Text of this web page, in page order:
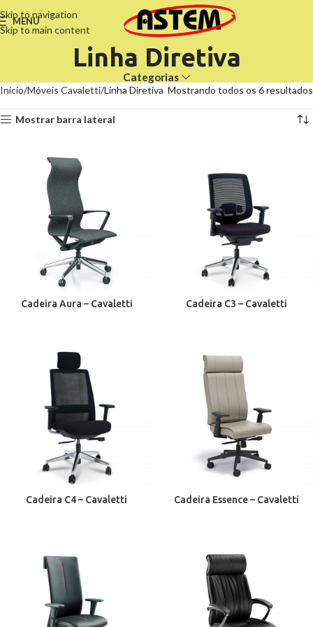
Skip to navigation
Skip to main content
MENU
Linha Diretiva
Categorias
Início Móveis Cavaletti Linha Diretiva Mostrando todos os 6 resultados
Mostrar barra lateral
Cadeira Aura – Cavaletti Cadeira C3 – Cavaletti
Cadeira C4 – Cavaletti Cadeira Essence – Cavaletti